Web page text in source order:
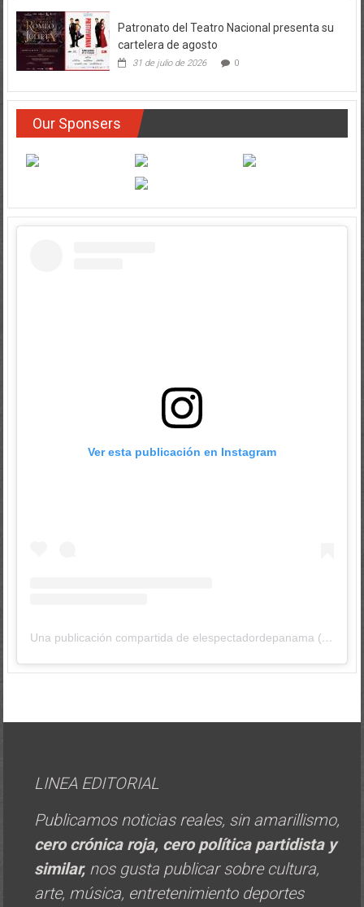
Patronato del Teatro Nacional presenta su
cartelera de agosto
31 de julio de 2026 0
Our Sponsers
Ver esta publicación en Instagram
Una publicación compartida de elespectadordepanama (@elespectadordepanama)
LINEA EDITORIAL
Publicamos noticias reales, sin amarillismo,
cero crónica roja, cero política partidista y
similar, nos gusta publicar sobre cultura,
arte, música, entretenimiento deportes